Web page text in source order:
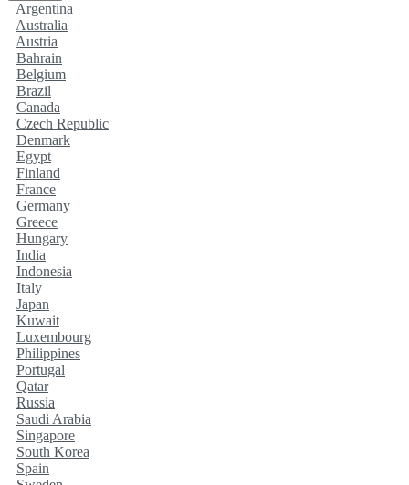
Argentina
Australia
Austria
Bahrain
Belgium
Brazil
Canada
Czech Republic
Denmark
Egypt
Finland
France
Germany
Greece
Hungary
India
Indonesia
Italy
Japan
Kuwait
Luxembourg
Philippines
Portugal
Qatar
Russia
Saudi Arabia
Singapore
South Korea
Spain